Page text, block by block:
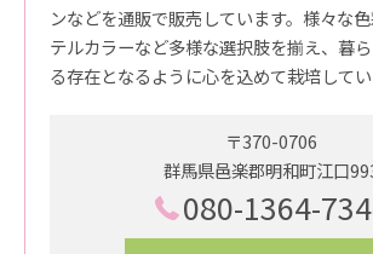
ンなどを通販で販売しています。様々な
テルカラーなど多様な選択肢を揃え、暮
る存在となるように心を込めて栽培してい
〒370-0706
群馬県邑楽郡明和町江口
080-1364-